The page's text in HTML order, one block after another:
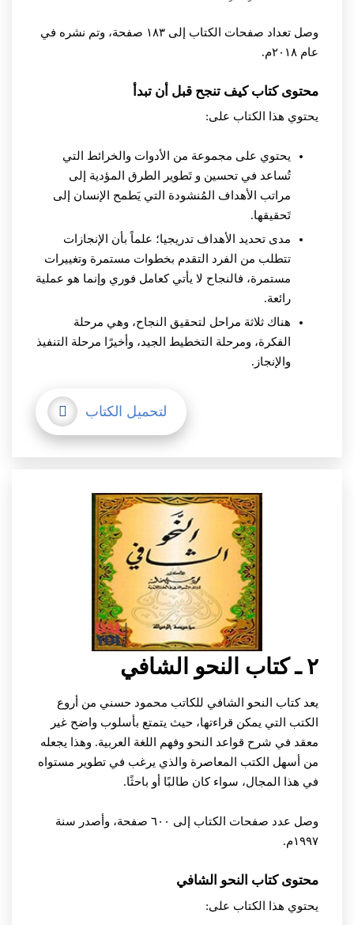
وصل تعداد صفحات الكتاب إلى ١٨٣ صفحة، وتم نشره في
عام ٢٠١٨م.
محتوى كتاب كيف تنجح قبل أن تبدأ
يحتوي هذا الكتاب على:
يحتوي على مجموعة من الأدوات والخرائط التي
تُساعد في تحسين و تَطوير الطرق المؤدية إلى
مراتب الأهداف المُنشودة التي يَطمح الإنسان إلى
تَحقيقها.
مدى تحديد الأهداف تدريجيا؛ علماً بأن الإنجازات
تتطلب من الفرد التقدم بخطوات مستمرة وتغييرات
مستمرة، فالنجاح لا يأتي كعامل فوري وإنما هو عملية
رائعة.
هناك ثلاثة مراحل لتحقيق النجاح، وهي مرحلة
الفكرة، ومرحلة التخطيط الجيد، وأخيرًا مرحلة التنفيذ
والإنجاز.
لتحميل الكتاب
٢ ـ كتاب النحو الشافي
يعد كتاب النحو الشافي للكاتب محمود حسني من أروع
الكتب التي يمكن قراءتها، حيث يتمتع بأسلوب واضح غير
معقد في شرح قواعد النحو وفهم اللغة العربية. وهذا يجعله
من أسهل الكتب المعاصرة والذي يرغب في تطوير مستواه
في هذا المجال، سواء كان طالبًا أو باحثًا.
وصل عدد صفحات الكتاب إلى ٦٠٠ صفحة، وأصدر سنة
١٩٩٧م.
محتوى كتاب النحو الشافي
يحتوي هذا الكتاب على: